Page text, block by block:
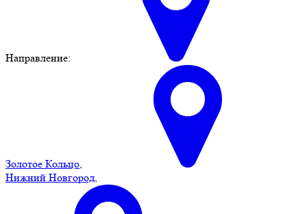
Направление:
Золотое Кольцо,
Нижний Новгород,